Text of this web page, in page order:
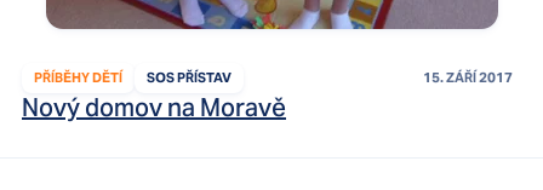
PŘÍBĚHY DĚTÍ SOS PŘÍSTAV 15. ZÁŘÍ 2017
Nový domov na Moravě